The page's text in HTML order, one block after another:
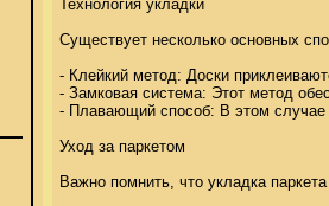
Технология укладки
Существует несколько основных
- Клейкий метод: Доски
- Замковая система: Этот метод
- Плавающий способ: В этом случае
Уход за паркетом
Важно помнить, что укладка